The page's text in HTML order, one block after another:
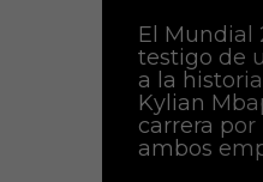
El Mundial
testigo de
a la
Kylian
carrera por
ambos